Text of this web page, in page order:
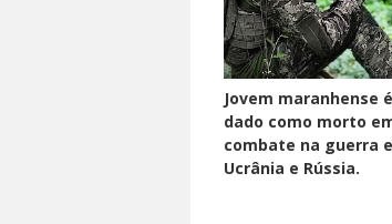
Jovem maranhense é
dado como morto
combate na guerra
Ucrânia e Rússia.